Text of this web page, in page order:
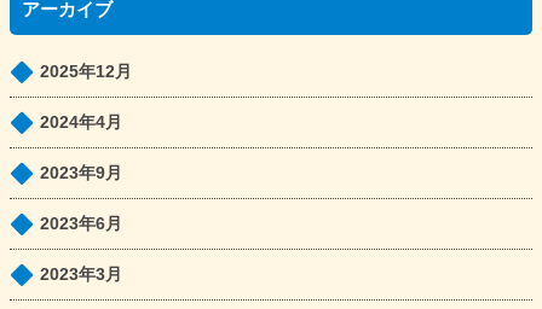
アーカイブ
2025年12月
2024年4月
2023年9月
2023年6月
2023年3月